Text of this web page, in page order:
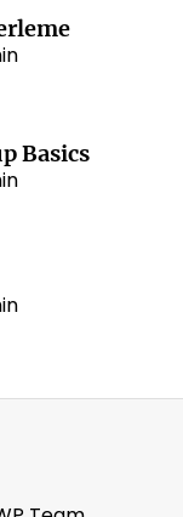
Basics